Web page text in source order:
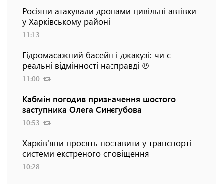
Росіяни атакували дронами цивільні автівки
у Харківському районі
11:13
Гідромасажний басейн і джакузі: чи є
реальні відмінності насправді ℗
11:00
Кабмін погодив призначення шостого
заступника Олега Синєгубова
10:53
Харків'яни просять поставити у транспорті
системи екстреного сповіщення
10:28